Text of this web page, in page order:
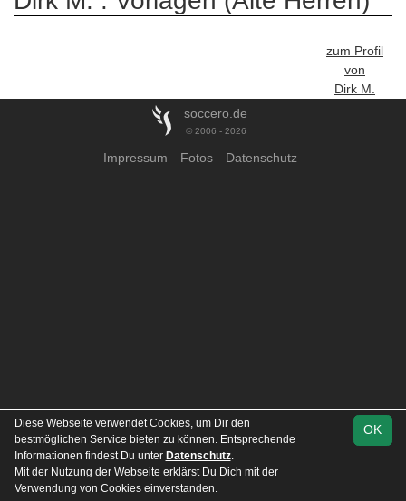
zum Profil
von
Dirk M.
soccero.de
© 2006 - 2026
Impressum Fotos Datenschutz
OK
Diese Webseite verwendet Cookies, um Dir den
bestmöglichen Service bieten zu können. Entsprechende
Informationen findest Du unter Datenschutz.
Mit der Nutzung der Webseite erklärst Du Dich mit der
Verwendung von Cookies einverstanden.